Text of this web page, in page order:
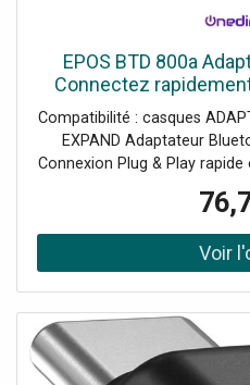
EPOS BTD 800a
Connectez
haut-parleurs
Mac via
Compatibilité : casques
EXPAND Adaptateur
Connexion Plug & Play
Microsoft Teams avec les
Son de haute qualité